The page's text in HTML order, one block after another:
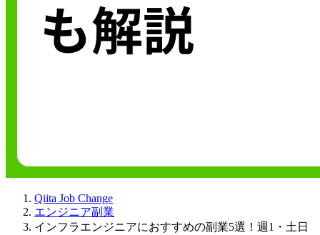
Qiita Job Change
エンジニア副業
インフラエンジニアにおすすめの副業5選！週1・土日